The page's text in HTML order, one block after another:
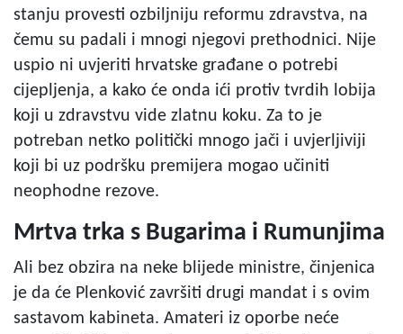
stanju provesti ozbiljniju reformu zdravstva, na
čemu su padali i mnogi njegovi prethodnici. Nije
uspio ni uvjeriti hrvatske građane o potrebi
cijepljenja, a kako će onda ići protiv tvrdih lobija
koji u zdravstvu vide zlatnu koku. Za to je
potreban netko politički mnogo jači i uvjerljiviji
koji bi uz podršku premijera mogao učiniti
neophodne rezove.
Mrtva trka s Bugarima i Rumunjima
Ali bez obzira na neke blijede ministre, činjenica
je da će Plenković završiti drugi mandat i s ovim
sastavom kabineta. Amateri iz oporbe neće